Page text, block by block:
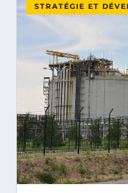
STRATÉGIE ET